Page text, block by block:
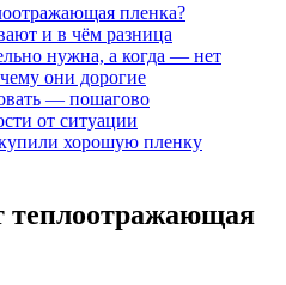
пленка?
и в чём разница
нужна, а когда — нет
они дорогие
— пошагово
от ситуации
хорошую пленку
теплоотражающая